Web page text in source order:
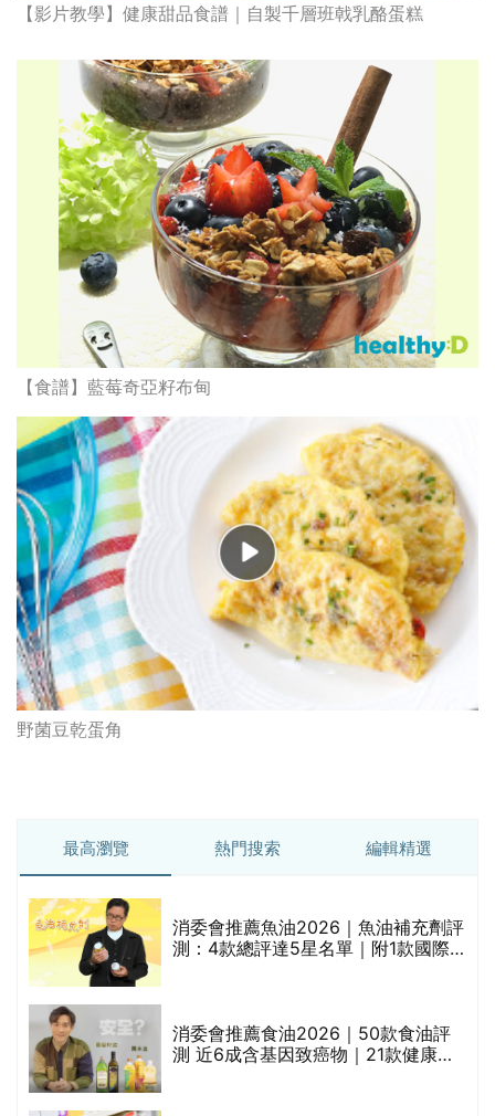
【影片教學】健康甜品食譜｜自製千層班戟乳酪蛋糕
【食譜】藍莓奇亞籽布甸
野菌豆乾蛋角
最高瀏覽 熱門搜索 編輯精選
消委會推薦魚油2026｜魚油補充劑評
測：4款總評達5星名單｜附1款國際
消委會推薦食油2026｜50款食油評
測 近6成含基因致癌物｜21款健康煮